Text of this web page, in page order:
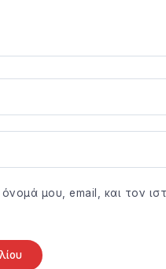
μου, email, και τον